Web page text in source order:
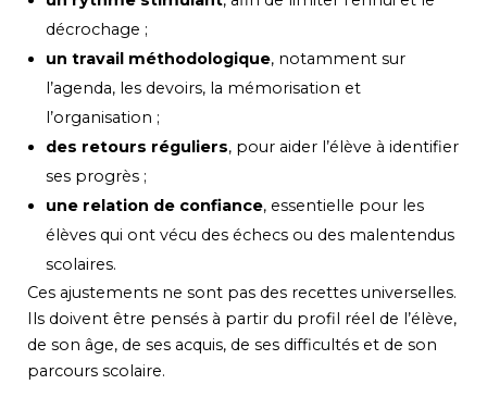
décrochage ;
un travail méthodologique, notamment sur
l’agenda, les devoirs, la mémorisation et
l’organisation ;
des retours réguliers, pour aider l’élève à identifier
ses progrès ;
une relation de confiance, essentielle pour les
élèves qui ont vécu des échecs ou des malentendus
scolaires.
Ces ajustements ne sont pas des recettes universelles.
Ils doivent être pensés à partir du profil réel de l’élève,
de son âge, de ses acquis, de ses difficultés et de son
parcours scolaire.